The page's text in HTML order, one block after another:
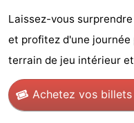
de
Domburg
-
Zoutelande
-
Nature
Laissez-vous
et profitez d'une journée
terrain de jeu intérieur
Achetez vos